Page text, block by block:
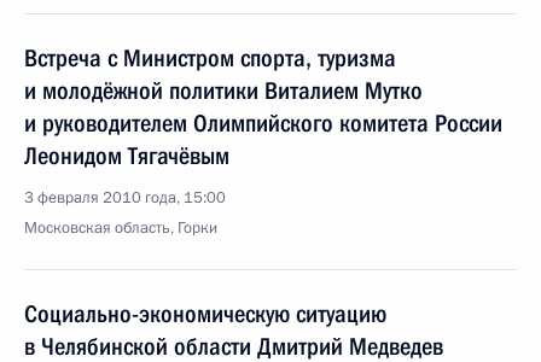
Встреча с Министром спорта, туризма
и молодёжной политики Виталием Мутко
и руководителем Олимпийского комитета России
Леонидом Тягачёвым
3 февраля 2010 года, 15:00
Московская область, Горки
Социально-экономическую ситуацию
в Челябинской области Дмитрий Медведев